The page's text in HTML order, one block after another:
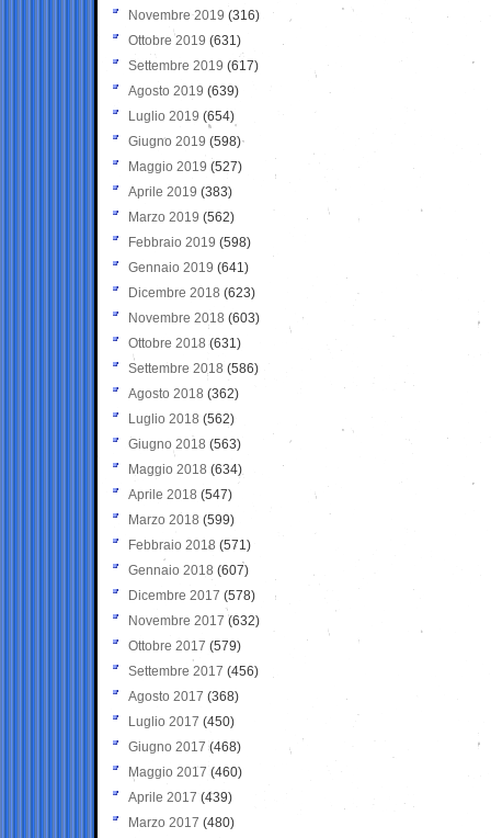
Novembre 2019 (316)
Ottobre 2019 (631)
Settembre 2019 (617)
Agosto 2019 (639)
Luglio 2019 (654)
Giugno 2019 (598)
Maggio 2019 (527)
Aprile 2019 (383)
Marzo 2019 (562)
Febbraio 2019 (598)
Gennaio 2019 (641)
Dicembre 2018 (623)
Novembre 2018 (603)
Ottobre 2018 (631)
Settembre 2018 (586)
Agosto 2018 (362)
Luglio 2018 (562)
Giugno 2018 (563)
Maggio 2018 (634)
Aprile 2018 (547)
Marzo 2018 (599)
Febbraio 2018 (571)
Gennaio 2018 (607)
Dicembre 2017 (578)
Novembre 2017 (632)
Ottobre 2017 (579)
Settembre 2017 (456)
Agosto 2017 (368)
Luglio 2017 (450)
Giugno 2017 (468)
Maggio 2017 (460)
Aprile 2017 (439)
Marzo 2017 (480)